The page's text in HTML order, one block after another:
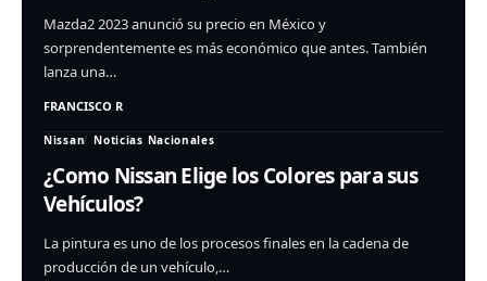
Mazda2 2023 anunció su precio en México y
sorprendentemente es más económico que antes. También
lanza una…
FRANCISCO R
Nissan Noticias Nacionales
¿Como Nissan Elige los Colores para sus
Vehículos?
La pintura es uno de los procesos finales en la cadena de
producción de un vehículo,…